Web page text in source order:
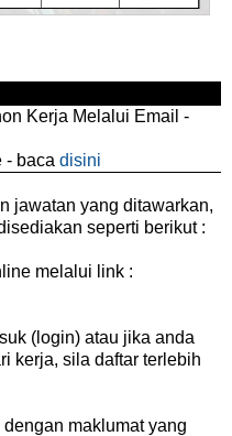
Kerja Melalui Email -
- bacadisini
jawatan yang ditawarkan,
seperti berikut :
melalui link :
(login) atau jika anda
kerja, sila daftar terlebih
maklumat yang